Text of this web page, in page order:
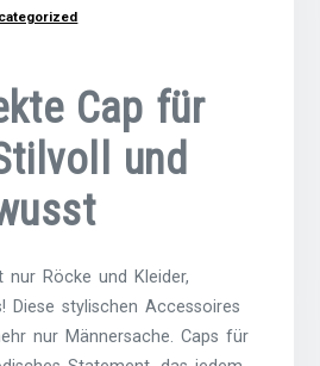
Cap für
und
nur Röcke und Kleider,
Diese stylischen Accessoires
nur Männersache. Caps für